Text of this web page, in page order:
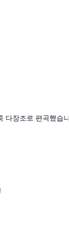
다장조로 편곡했습